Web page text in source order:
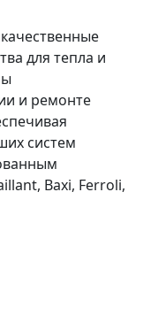
для тепла и
и ремонте
систем
Baxi, Ferroli,